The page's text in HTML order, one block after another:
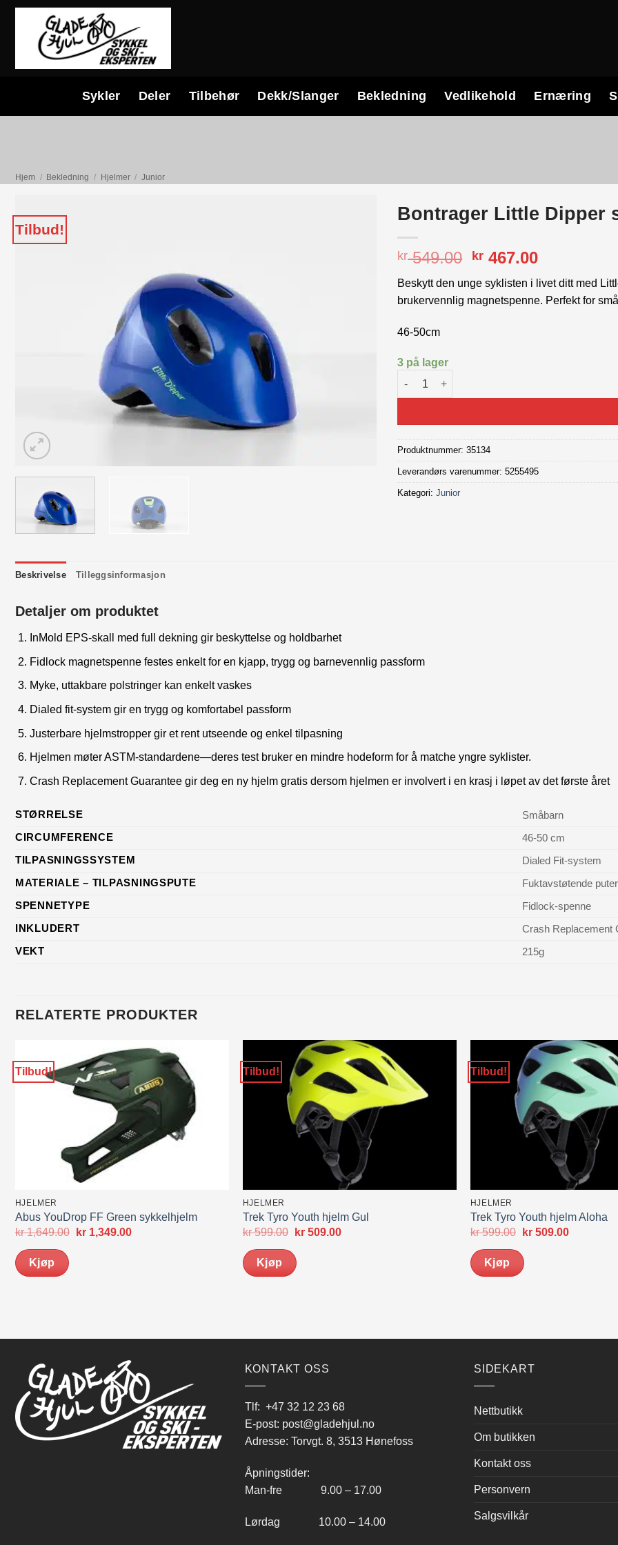
Skip
Sykler Deler Tilbehør Dekk/Slanger Bekledning Vedlikehold Ernæring
Hjem / Bekledning / Hjelmer / Junior
Tilbud!
Bontrager Little Dipper
kr549.00 Opprinnelig
var:
kr 549.00.
kr 467.00
er:
kr 467.00.
Beskytt den unge syklisten i livet ditt med
brukervennlig magnetspenne. Perfekt for
46-50cm
3 på lager
Bontrager Little Dipper sykkelhjelm antall
Produktnummer:35134
Leverandørs varenummer: 5255495
Kategori:Junior
Beskrivelse Tilleggsinformasjon
Detaljer om produktet
InMold EPS-skall med full dekning gir beskyttelse og holdbarhet
Fidlock magnetspenne festes enkelt for en kjapp, trygg og barnevennlig passform
Myke, uttakbare polstringer kan enkelt vaskes
Dialed fit-system gir en trygg og komfortabel passform
Justerbare hjelmstropper gir et rent utseende og enkel tilpasning
Hjelmen møter ASTM-standardene—deres test bruker en mindre hodeform for å matche yngre syklister.
Crash Replacement Guarantee gir deg en ny hjelm gratis dersom hjelmen er involvert i en krasj i løpet av det første året
STØRRELSE
Småbarn
CIRCUMFERENCE
46-50 cm
TILPASNINGSSYSTEM
Dialed Fit-system
MATERIALE – TILPASNINGSPUTE
Fuktavstøtende puter
SPENNETYPE
Fidlock-spenne
INKLUDERT
Crash Replacement
VEKT
215g
RELATERTE PRODUKTER
Tilbud!
HJELMER
Abus YouDrop FF Green sykkelhjelm
kr1,649.00
Opprinnelig
kr1,349.00Nåværende
Kjøp
Tilbud!
HJELMER
Trek Tyro Youth hjelm Gul
kr599.00
Opprinnelig
var:
kr 599.00.
kr509.00Nåværende
Kjøp
Tilbud!
HJELMER
Trek Tyro Youth hjelm Aloha
kr599.00
Opprinnelig
var:
kr 599.00.
kr509.00
Kjøp
KONTAKT OSS
Tlf: +47 32 12 23 68
E-post: post@gladehjul.no
Adresse: Torvgt. 8, 3513 Hønefoss
Åpningstider:
Man-fre 9.00 – 17.00
Lørdag 10.00 – 14.00
SIDEKART
Nettbutikk
Om butikken
Kontakt oss
Personvern
Salgsvilkår